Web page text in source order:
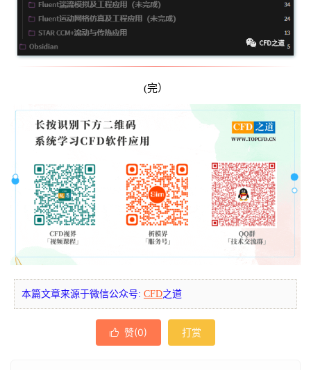
(完）
本篇文章来源于微信公众号: CFD之道
 赞(0) 打赏